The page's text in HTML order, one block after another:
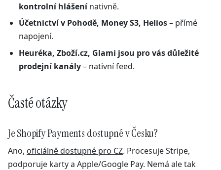
kontrolní hlášenínativně.
Účetnictví v Pohodě, Money S3, Helios– přímé
napojení.
Heuréka, Zboží.cz, Glami jsou pro vás důležité
prodejní kanály– nativní feed.
Časté otázky
Je Shopify Payments dostupné v Česku?
Ano, oficiálně dostupné pro CZ. Procesuje Stripe,
podporuje karty a Apple/Google Pay. Nemá ale tak